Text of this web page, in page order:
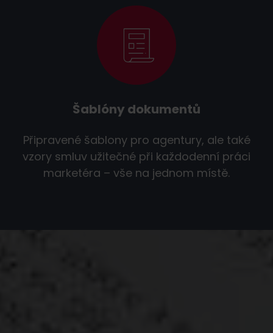
Šablóny dokumentů
Připravené šablony pro agentury, ale také
vzory smluv užitečné při každodenní práci
marketéra – vše na jednom místě.